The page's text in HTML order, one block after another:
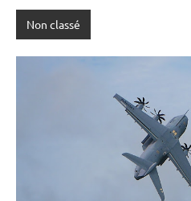
Non classé